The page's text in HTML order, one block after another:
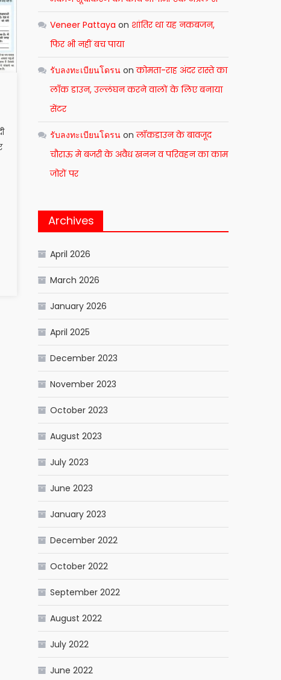
Veneer Pattaya on शांतिर था यह नकबजन,
फिर भी नहीं बच पाया
รับลงทะเบียนโดรน onकोमता-राह अंदर रास्ते का
लाँक डाउन, उल्लंघन करने वालों के लिए बनाया
सेंटर
รับลงทะเบียนโดรน onलॉकडाउन के बावजूद
चौराऊ मे बजरी के अवैध खनन व परिवहन का काम
जोरों पर
Archives
April 2026
March 2026
January 2026
April 2025
December 2023
November 2023
October 2023
August 2023
July 2023
June 2023
January 2023
December 2022
October 2022
September 2022
August 2022
July 2022
June 2022